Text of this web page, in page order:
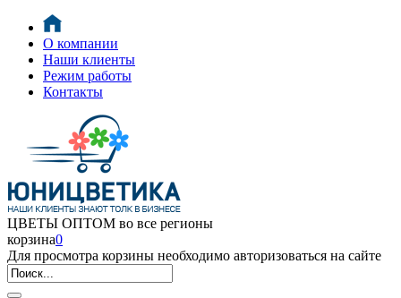
О компании
Наши клиенты
Режим работы
Контакты
ЦВЕТЫ ОПТОМ во все регионы
корзина0
Для просмотра корзины необходимо авторизоваться на сайте